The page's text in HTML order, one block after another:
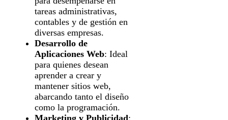
tareas administrativas,
contables y de gestión en
diversas empresas.
Desarrollo de
Aplicaciones Web: Ideal
para quienes desean
aprender a crear y
mantener sitios web,
abarcando tanto el diseño
como la programación.